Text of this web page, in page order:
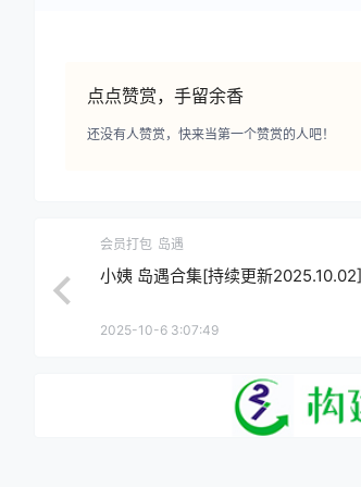
点点赞赏，手留余香
还没有人赞赏，快来当第一个赞赏的人吧！
会员打包 岛遇
小姨 岛遇合集[持续更新2025.10.02]
2025-10-6 3:07:49